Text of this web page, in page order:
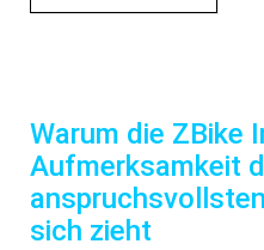
Warum die ZBike
Aufmerksamkeit
sich zieht